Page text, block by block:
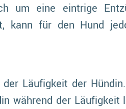
um eine eintrige
kann für den Hund
Läufigkeit der
während der Läufigkeit